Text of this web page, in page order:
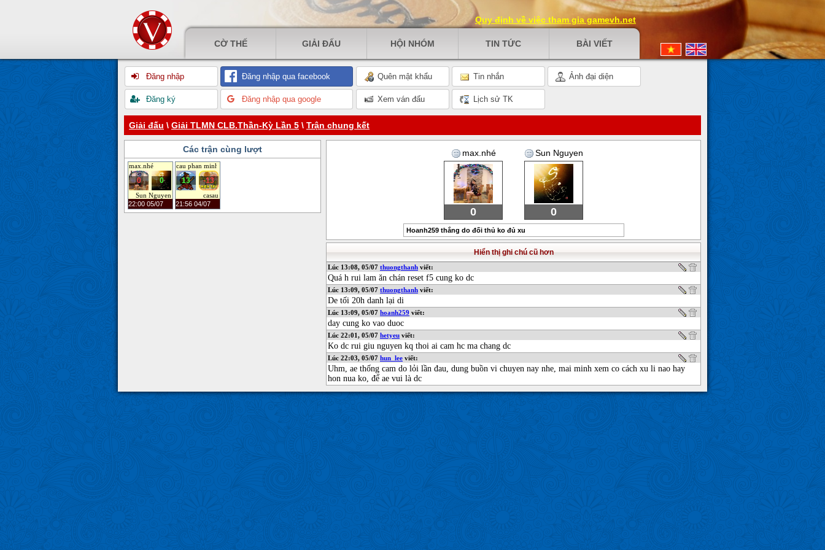
CỜ THẾ GIẢI ĐẤU HỘI NHÓM TIN TỨC BÀI VIẾT
Quy định về việc tham gia gamevh.net
Đăng nhập
Đăng ký
Đăng nhập qua facebook
Đăng nhập qua google
Quên mật khẩu Tin nhắn Ảnh đại diện
Xem ván đấu Lịch sử TK
Giải đấu \ Giải TLMN CLB.Thần-Kỳ Lần 5 \ Trận chung kết
Các trận cùng lượt
max.nhé
0
Sun Nguyen
0
22:00 05/07
cau phan minh
13
casau
-13
21:56 04/07
max.nhé
0
Sun Nguyen
0
Hoanh259 thắng do đối thủ ko đủ xu
Hiển thị ghi chú cũ hơn
Lúc 13:08, 05/07 thuongthanh viết:
Quá h rui lam ăn chán reset f5 cung ko dc
Lúc 13:09, 05/07 thuongthanh viết:
De tối 20h danh lại di
Lúc 13:09, 05/07 hoanh259 viết:
day cung ko vao duoc
Lúc 22:01, 05/07 hetyeu viết:
Ko dc rui giu nguyen kq thoi ai cam hc ma chang dc
Lúc 22:03, 05/07 hun_lee viết:
Uhm, ae thống cam do lỏi lần đau, dung buồn vi chuyen nay nhe, mai minh xem co cách xu li nao hay
hon nua ko, để ae vui là dc